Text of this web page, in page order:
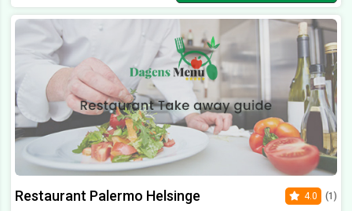
Restaurant Palermo Helsinge 4.0 (1)